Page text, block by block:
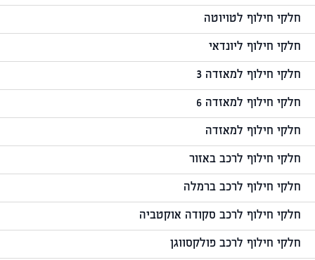
חלקי חילוף לטויוטה
חלקי חילוף ליונדאי
חלקי חילוף למאזדה 3
חלקי חילוף למאזדה 6
חלקי חילוף למאזדה
חלקי חילוף לרכב באזור
חלקי חילוף לרכב ברמלה
חלקי חילוף לרכב סקודה אוקטביה
חלקי חילוף לרכב פולקסווגן